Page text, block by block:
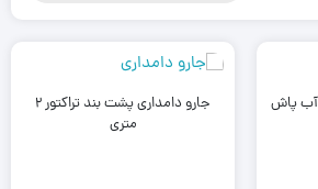
جارو دامداری پشت بند تراکتور 2
متری